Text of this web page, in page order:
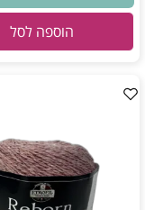
הוספה לסל